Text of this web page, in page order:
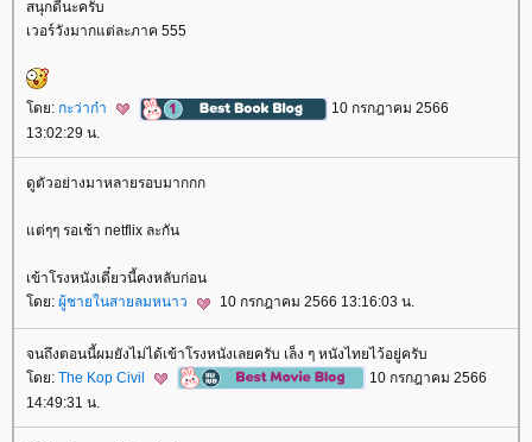
สนุกดีนะครับ
เวอร์วังมากแต่ละภาค 555
ดย: กะว่าก๋า
10 กรกฎาคม 2566
13:02:29 น.
ดูตัวอย่างมาหลายรอบมากกก
ต่ๆๆ รอเช้า netflix ละกัน
เข้าโรงหนังเดี๋ยวนี้คงหลับก่อน
ดย: ผู้ชายในสายลมหนาว 10 กรกฎาคม 2566 13:16:03 น.
จนถึงตอนนี้ผมยังไม่ได้เข้าโรงหนังเลยครับ เล็ง ๆ หนังไทยไว้อยู่ครับ
ดย: The Kop Civil
10 กรกฎาคม 2566
14:49:31 น.